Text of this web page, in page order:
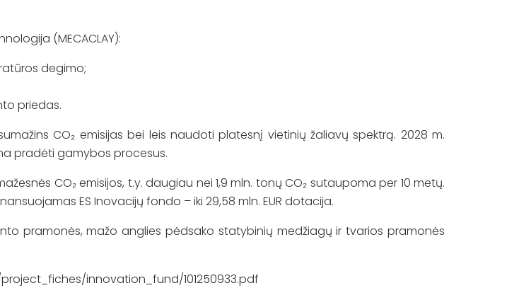
(MECACLAY):
degimo;
priedas.
CO₂ emisijas bei leis naudoti platesnį vietinių žaliavų spektrą. 2028 m.
pradėti gamybos procesus.
CO₂ emisijos, t.y. daugiau nei 1,9 mln. tonų CO₂ sutaupoma per 10 metų.
ES Inovacijų fondo – iki 29,58 mln. EUR dotacija.
pramonės, mažo anglies pėdsako statybinių medžiagų ir tvarios pramonės
innovation_fund/101250933.pdf